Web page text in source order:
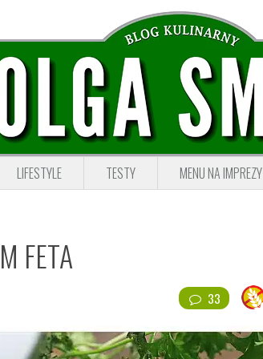
LIFESTYLE TESTY MENU NA IMPREZY
FETA
33